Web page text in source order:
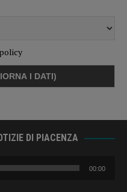
DI PIACENZA
00:00